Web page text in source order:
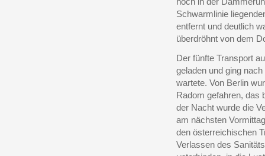
Schwarmlinie
entfernt und deutlich
überdröhnt von dem
Der fünfte Transport
geladen und ging
wartete. Von Berlin
Radom gefahren, das
der Nacht wurde die
am nächsten
den österreichischen
Verlassen des